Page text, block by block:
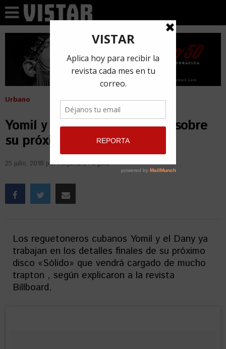
Urbano
Yomil y el Dany dan detalles sobre
su próximo disco «Sólido»
25 julio, 2018 porAlejandra Angulo
Los reguetoneros cubanos Yomil y el Dany ya
trabajan en los detalles finales de su próximo
disco «Sólido» que vendrá cargado de mucho
trapton , según explicaron a la revista
Billboard.